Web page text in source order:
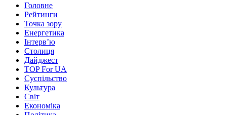
Головне
Рейтинги
Точка зору
Енергетика
Інтерв’ю
Столиця
Дайджест
TOP For UA
Суспiльство
Культура
Світ
Економіка